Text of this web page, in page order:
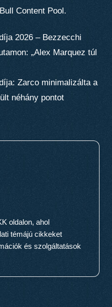
Content Pool.
2026 – Bezzecchi
„Alex Marquez túl
Zarco minimalizálta a
néhány pontot
oldalon, ahol
témájú cikkeket
és szolgáltatások